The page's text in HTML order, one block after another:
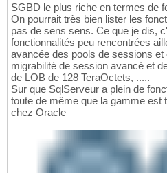
SGBD le plus riche en termes de
On pourrait très bien lister les
pas de sens sens. Ce que je dis,
fonctionnalités peu rencontrées
avancée des pools de sessions
migrabilité de session avancé et
de LOB de 128 TeraOctets, .....
Sur que SqlServeur a plein de
toute de même que la gamme est
chez Oracle